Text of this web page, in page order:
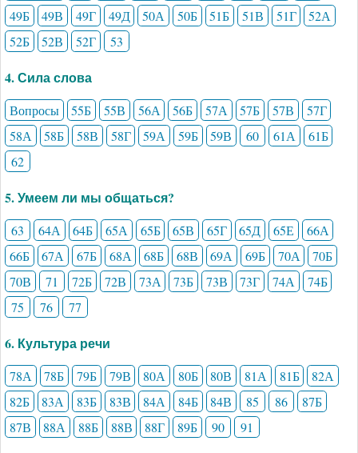
49Б
49В 49Г 49Д 50А 50Б 51Б 51В 51Г
52А
52Б
52В 52Г 53
4. Сила слова
Вопросы 55Б 55В 56А 56Б 57А 57Б 57В
57Г
58А
58Б 58В 58Г 59А 59Б 59В 60 61А
61Б
62
5. Умеем ли мы общаться?
63 64А 64Б 65А 65Б 65В 65Г 65Д 65Е
66А
66Б
67А 67Б 68А 68Б 68В 69А 69Б 70А
70Б
70В
71 72Б 72В 73А 73Б 73В 73Г 74А
74Б
75
76 77
6. Культура речи
78А 78Б 79Б 79В 80А 80Б 80В 81А 81Б
82А
82Б
83А 83Б 83В 84А 84Б 84В 85 86
87Б
87В
88А 88Б 88В 88Г 89Б 90 91